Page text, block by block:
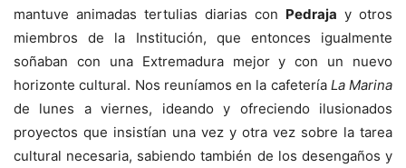
mantuve animadas tertulias diarias con Pedraja y otros
miembros de la Institución, que entonces igualmente
soñaban con una Extremadura mejor y con un nuevo
horizonte cultural. Nos reuníamos en la cafetería La Marina
de lunes a viernes, ideando y ofreciendo ilusionados
proyectos que insistían una vez y otra vez sobre la tarea
cultural necesaria, sabiendo también de los desengaños y